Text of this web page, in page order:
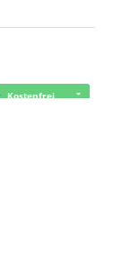
Kostenfrei